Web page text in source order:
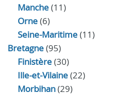
Manche(11)
Orne(6)
Seine-Maritime(11)
Bretagne(95)
Finistère(30)
Ille-et-Vilaine(22)
Morbihan(29)